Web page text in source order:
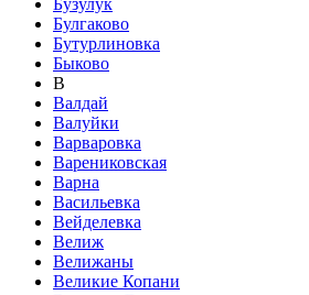
Бузулук
Булгаково
Бутурлиновка
Быково
В
Валдай
Валуйки
Варваровка
Варениковская
Варна
Васильевка
Вейделевка
Велиж
Велижаны
Великие Копани